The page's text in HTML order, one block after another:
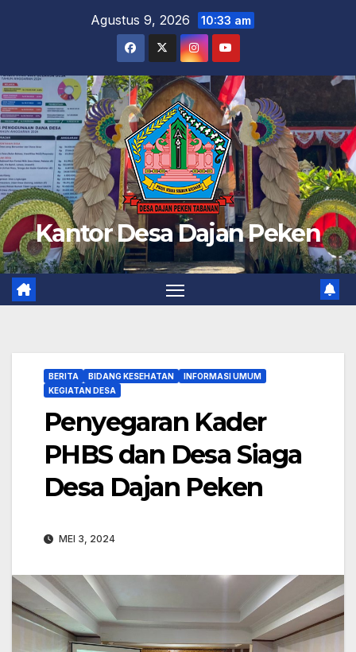
Agustus 9, 2026 10:33 am
Kantor Desa Dajan Peken
BERITA BIDANG KESEHATAN
INFORMASI UMUM
KEGIATAN DESA
Penyegaran Kader
PHBS dan Desa Siaga
Desa Dajan Peken
MEI 3, 2024